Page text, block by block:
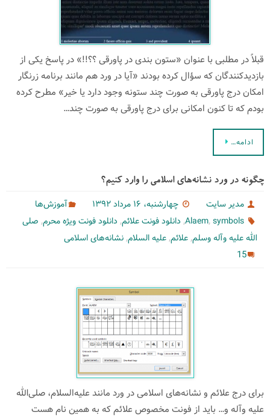
قبلاً در مطلبی با عنوان «ستون‌ بندی در پاورقی ؟؟!!» در پاسخ یکی از
بازدیدکنندگان که سؤال کرده بودند «آیا در ورد هم مانند برنامه زرنگار
امکان درج پاورقی به صورت چند ستونه وجود دارد یا خیر» مطرح کرده
بودم که تا کنون امکانی برای درج پاورقی به صورت چند…
ادامه…
چگونه در ورد نشانه‌های اسلامی را وارد کنیم؟
مدیر سایت چهارشنبه، ۱۶ مرداد ۱۳۹۲
آموزش‌ها
Alaem,symbols
, دانلود فونت علائم, دانلود فونت ویژه محرم, صلی
الله علیه وآله وسلم,علائم,علیه السلام,نشانه‌های اسلامی
15
برای درج علائم و نشانه‌های اسلامی در ورد مانند علیه‌السلام، صلی‌الله
علیه وآله و… باید از فونت مخصوص علائم که به همین نام هست